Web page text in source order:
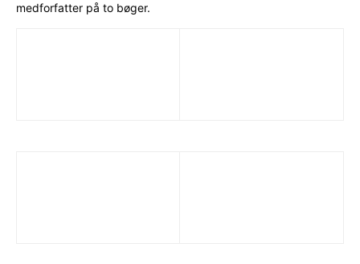
medforfatter på to bøger.